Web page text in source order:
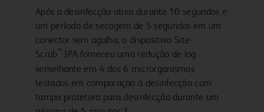
Após a desinfecção ativa durante 10 segundos e
um período de secagem de 5 segundos em um
conector sem agulha, o dispositivo Site-
Scrub™ IPA forneceu uma redução de log
semelhante em 4 dos 6 microrganismos
testados em comparação à desinfecção com
tampa protetora para desinfecção durante um